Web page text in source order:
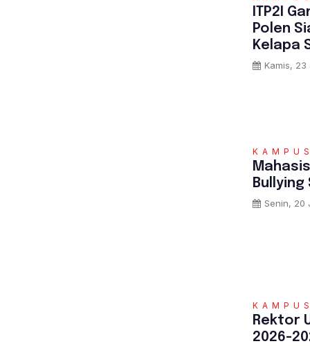
ITP2I
Polen
Kelapa
Kamis, 23
KAMPUS
Bullying
Senin, 20
KAMPUS
‎Rektor
2026-